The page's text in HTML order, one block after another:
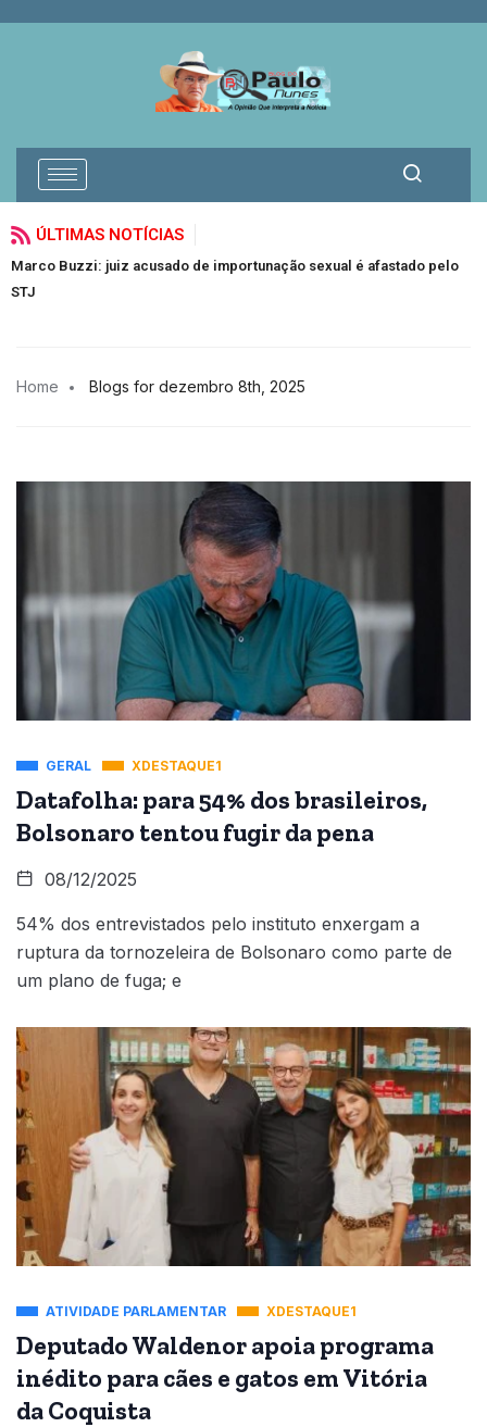
ÚLTIMAS NOTÍCIAS
Marco Buzzi: juiz acusado de importunação sexual é afastado pelo
STJ
Home Blogs for dezembro 8th, 2025
GERAL XDESTAQUE1
Datafolha: para 54% dos brasileiros,
Bolsonaro tentou fugir da pena
08/12/2025
54% dos entrevistados pelo instituto enxergam a
ruptura da tornozeleira de Bolsonaro como parte de
um plano de fuga; e
ATIVIDADE PARLAMENTAR XDESTAQUE1
Deputado Waldenor apoia programa
inédito para cães e gatos em Vitória
da Coquista